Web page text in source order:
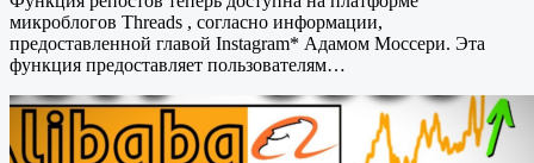
микроблогов Threads , согласно информации,
предоставленной главой Instagram* Адамом Моссери. Эта
функция предоставляет пользователям…